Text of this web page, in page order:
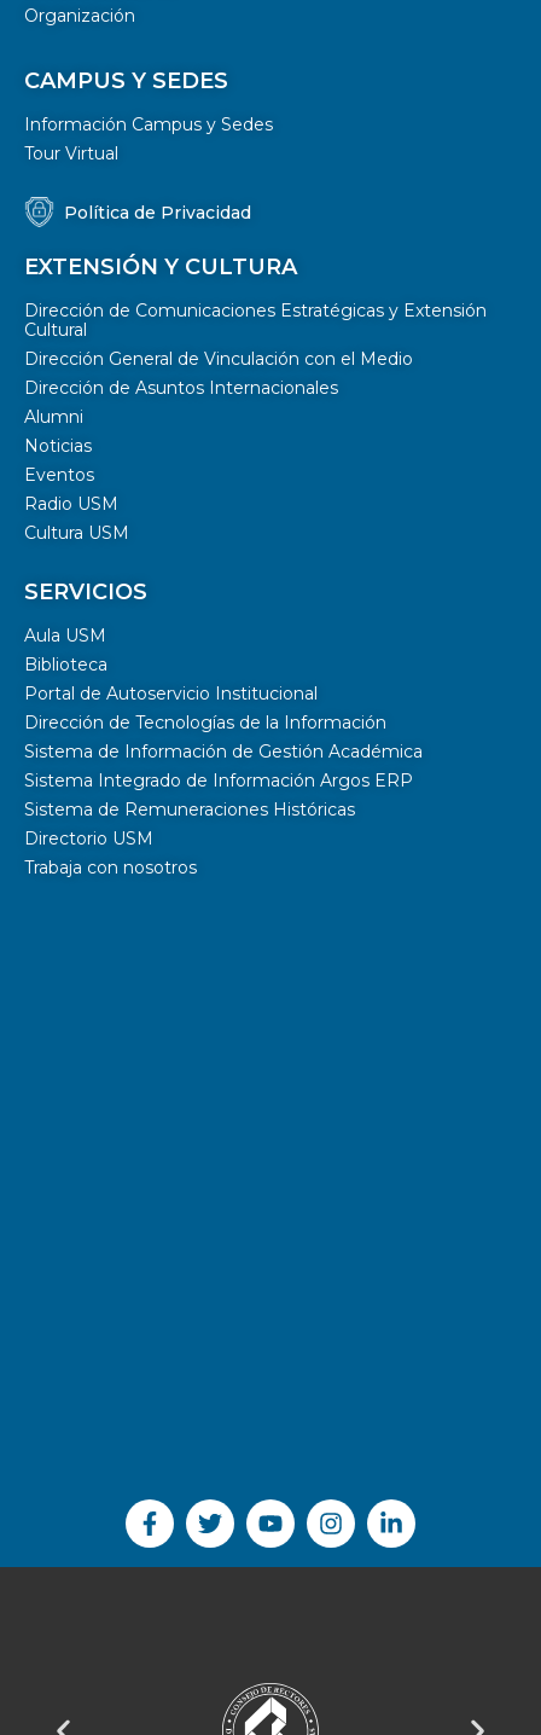
Organización
CAMPUS Y SEDES
Información Campus y Sedes
Tour Virtual
Política de Privacidad
EXTENSIÓN Y CULTURA
Dirección de Comunicaciones Estratégicas y Extensión
Cultural
Dirección General de Vinculación con el Medio
Dirección de Asuntos Internacionales
Alumni
Noticias
Eventos
Radio USM
Cultura USM
SERVICIOS
Aula USM
Biblioteca
Portal de Autoservicio Institucional
Dirección de Tecnologías de la Información
Sistema de Información de Gestión Académica
Sistema Integrado de Información Argos ERP
Sistema de Remuneraciones Históricas
Directorio USM
Trabaja con nosotros